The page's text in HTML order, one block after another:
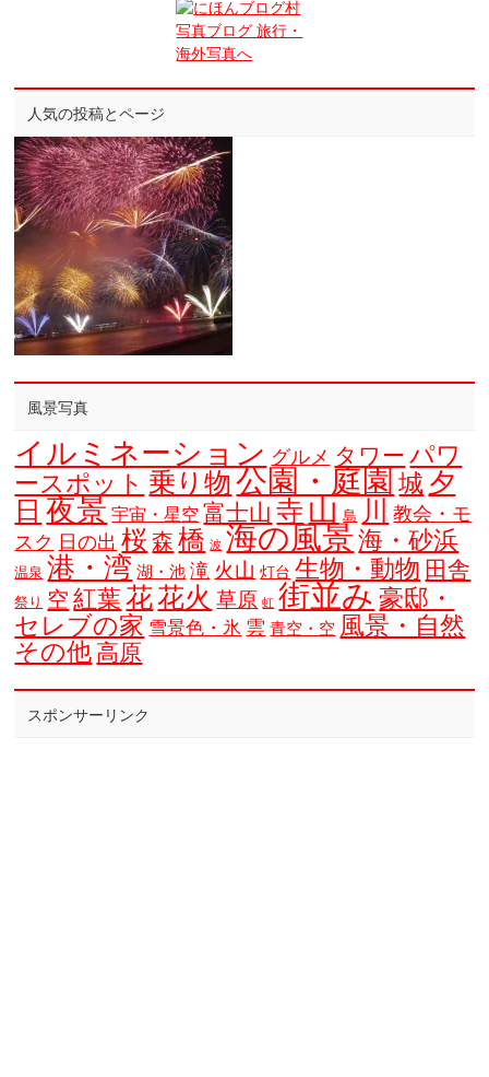
人気の投稿とページ
風景写真
イルミネーション グルメ タワー パワ
ースポット 乗り物 公園・庭園 城 夕
日 夜景 宇宙・星空 富士山 寺 山 島 川
教会・モ
スク 日の出 桜 森 橋 波 海の風景 海・砂浜
温泉 港・湾 湖・池 滝 火山 灯台 生物・動物 田舎
祭り 空 紅葉 花花火 草原 虹 街並み 豪邸・
セレブの家 雪景色・氷 雲 青空・空 風景・自然
その他 高原
スポンサーリンク